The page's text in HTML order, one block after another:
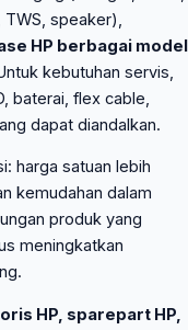
speaker),
HP berbagai model
kebutuhan servis,
baterai, flex cable,
dapat diandalkan.
harga satuan lebih
kemudahan dalam
produk yang
meningkatkan
HP, sparepart HP,